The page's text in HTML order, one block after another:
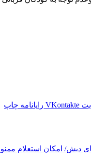
‫VKontakte رایانامه چاپ